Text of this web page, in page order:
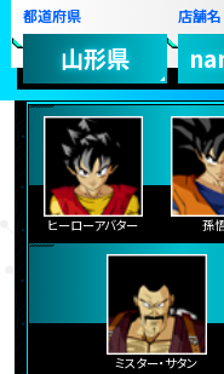
都道府県
山形県
店舗名
ヒーローアバター 孫
ミスター・サタン